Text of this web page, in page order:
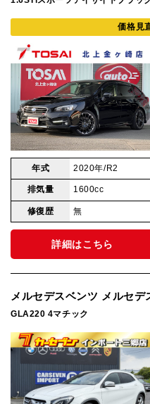
価格見
年式 2020年/R2
排気量 1600cc
修復歴 無
詳細はこちら
メルセデスベンツ メルセ
GLA220 4マチック